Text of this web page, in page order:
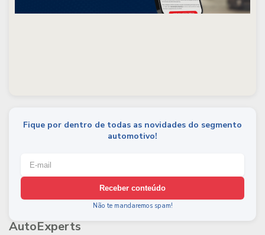
Fique por dentro de todas as novidades do segmento
automotivo!
Receber conteúdo
Não te mandaremos spam!
AutoExperts